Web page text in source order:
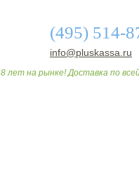
(495) 514-
info@pluskassa.ru
8 лет на рынке! Доставка по